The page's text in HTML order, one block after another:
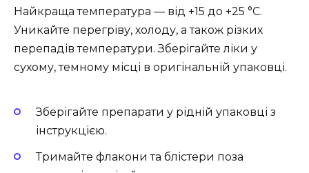
Найкраща температура — від +15 до +25 °C.
Уникайте перегріву, холоду, а також різких
перепадів температури. Зберігайте ліки у
сухому, темному місці в оригінальній упаковці.
Зберігайте препарати у рідній упаковці з
інструкцією.
Тримайте флакони та блістери поза